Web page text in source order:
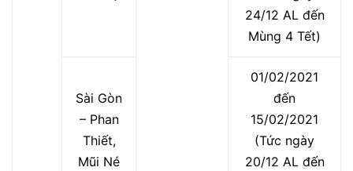
24/12 AL đến
Mùng 4 Tết)
Sài Gòn
– Phan
Thiết,
Mũi Né
01/02/2021
đến
15/02/2021
(Tức ngày
20/12 AL đến